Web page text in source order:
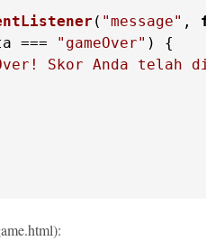
( "message" ,
=== "gameOver"
Skor Anda telah